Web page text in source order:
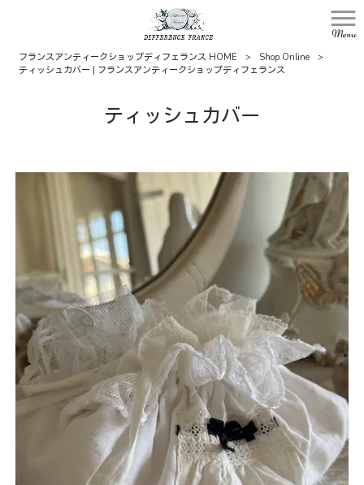
Menu
フランスアンティークショップディフェランス HOME > Shop Online
>
ティッシュカバー | フランスアンティークショップディフェランス
ティッシュカバー